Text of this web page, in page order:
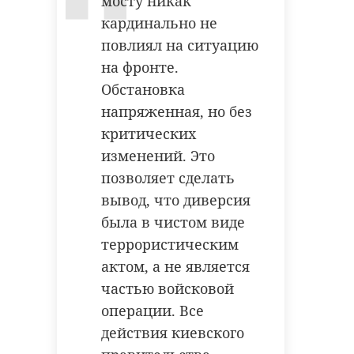
кардинально не
повлиял на ситуацию
на фронте.
Обстановка
напряженная, но без
критических
изменений. Это
позволяет сделать
вывод, что диверсия
была в чистом виде
террористическим
актом, а не является
частью войсковой
операции. Все
действия киевского
нормативное состояние уже в
текущем году.
Фото: Анастасия
Илюшина\47channel
приозерский район
ремонт дорог
прямая линия с губернатором
Поделиться статьей:
добавила женщина.
Из-за этого отпускные выплаты
пришли слишком поздно и
женщина, которая также является
матерью двух детей-инвалидов,
не смогла выкупить
забронированные билеты на поезд
для пассажиров с особенностями
здоровья вагон.
Звонившая попросила
губернатора разобраться в
ситуации, добавив, что
обращалась в Комитет
образования, где ответили, что
повлиять на ситуацию не могут.